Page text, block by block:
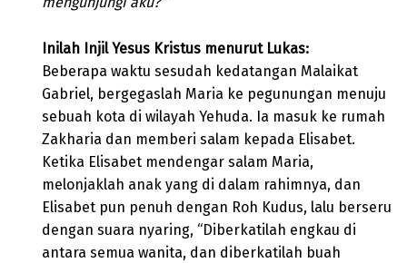
Inilah Injil Yesus Kristus menurut Lukas:
Beberapa waktu sesudah kedatangan Malaikat
Gabriel, bergegaslah Maria ke pegunungan menuju
sebuah kota di wilayah Yehuda. Ia masuk ke rumah
Zakharia dan memberi salam kepada Elisabet.
Ketika Elisabet mendengar salam Maria,
melonjaklah anak yang di dalam rahimnya, dan
Elisabet pun penuh dengan Roh Kudus, lalu berseru
dengan suara nyaring, “Diberkatilah engkau di
antara semua wanita, dan diberkatilah buah